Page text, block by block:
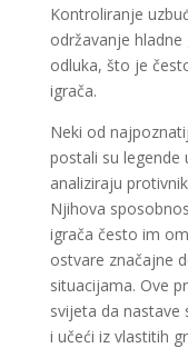
Kontroliranje
održavanje
odluka, što je
igrača.
Neki od
postali su legende
analiziraju
Njihova
igrača često im
ostvare značajne
situacijama. Ove
svijeta da nastave
i učeći iz vlastitih